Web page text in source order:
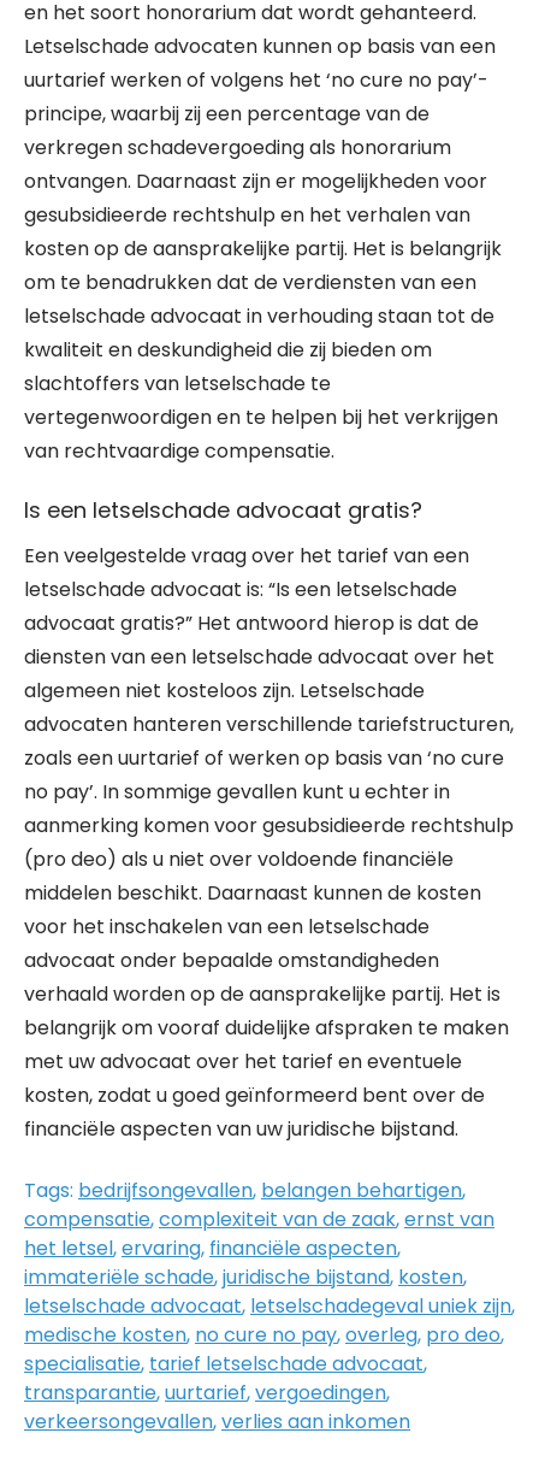
en het soort honorarium dat wordt gehanteerd.
Letselschade advocaten kunnen op basis van een
uurtarief werken of volgens het ‘no cure no pay’-
principe, waarbij zij een percentage van de
verkregen schadevergoeding als honorarium
ontvangen. Daarnaast zijn er mogelijkheden voor
gesubsidieerde rechtshulp en het verhalen van
kosten op de aansprakelijke partij. Het is belangrijk
om te benadrukken dat de verdiensten van een
letselschade advocaat in verhouding staan tot de
kwaliteit en deskundigheid die zij bieden om
slachtoffers van letselschade te
vertegenwoordigen en te helpen bij het verkrijgen
van rechtvaardige compensatie.
Is een letselschade advocaat gratis?
Een veelgestelde vraag over het tarief van een
letselschade advocaat is: “Is een letselschade
advocaat gratis?” Het antwoord hierop is dat de
diensten van een letselschade advocaat over het
algemeen niet kosteloos zijn. Letselschade
advocaten hanteren verschillende tariefstructuren,
zoals een uurtarief of werken op basis van ‘no cure
no pay’. In sommige gevallen kunt u echter in
aanmerking komen voor gesubsidieerde rechtshulp
(pro deo) als u niet over voldoende financiële
middelen beschikt. Daarnaast kunnen de kosten
voor het inschakelen van een letselschade
advocaat onder bepaalde omstandigheden
verhaald worden op de aansprakelijke partij. Het is
belangrijk om vooraf duidelijke afspraken te maken
met uw advocaat over het tarief en eventuele
kosten, zodat u goed geïnformeerd bent over de
financiële aspecten van uw juridische bijstand.
Tags: bedrijfsongevallen, belangen behartigen,
compensatie,complexiteit van de zaak,ernst van
het letsel,ervaring, financiële aspecten,
immateriële schade,juridische bijstand, kosten,
letselschade advocaat, letselschadegeval uniek zijn,
medische kosten, no cure no pay,overleg, pro deo,
specialisatie, tarief letselschade advocaat,
transparantie,uurtarief,vergoedingen,
verkeersongevallen,verlies aan inkomen